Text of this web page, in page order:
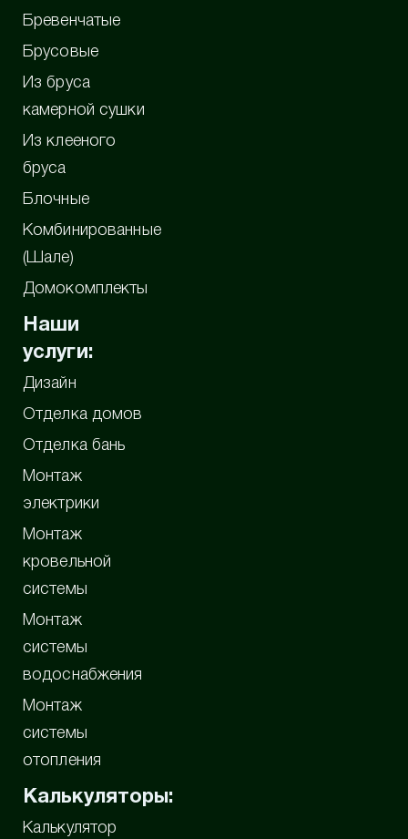
Бревенчатые
Брусовые
Из бруса
камерной сушки
Из клееного
бруса
Блочные
Комбинированные
(Шале)
Домокомплекты
Наши
услуги:
Дизайн
Отделка домов
Отделка бань
Монтаж
электрики
Монтаж
кровельной
системы
Монтаж
системы
водоснабжения
Монтаж
системы
отопления
Калькуляторы:
Калькулятор